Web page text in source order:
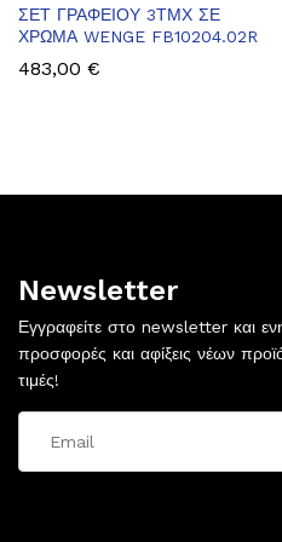
ΣΕΤ ΓΡΑΦΕΙΟΥ 3ΤΜΧ ΣΕ
ΧΡΩΜΑ WENGE FB10204.02R
483,00 €
Newsletter
Εγγραφείτε στο newsletter και
προσφορές και αφίξεις νέων
τιμές!